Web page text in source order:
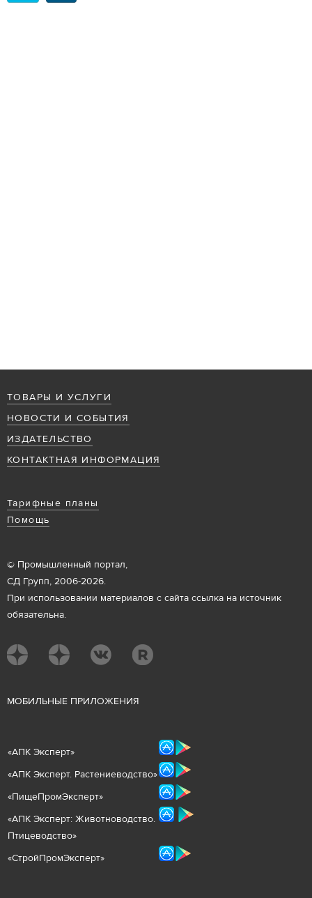
ТОВАРЫ И УСЛУГИ
НОВОСТИ И СОБЫТИЯ
ИЗДАТЕЛЬСТВО
КОНТАКТНАЯ ИНФОРМАЦИЯ
Тарифные планы
Помощь
© Промышленный портал,
СД Групп, 2006-2026.
При использовании материалов с сайта ссылка на источник
обязательна.
МОБИЛЬНЫЕ ПРИЛОЖЕНИЯ
«АПК Эксперт»
«АПК Эксперт. Растениеводство»
«ПищеПромЭксперт»
«АПК Эксперт: Животноводство.
Птицеводство»
«СтройПромЭксперт»